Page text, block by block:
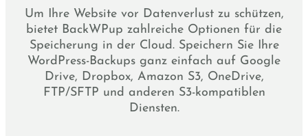
Um Ihre Website vor Datenverlust zu schützen,
bietet BackWPup zahlreiche Optionen für die
Speicherung in der Cloud. Speichern Sie Ihre
WordPress-Backups ganz einfach auf Google
Drive, Dropbox, Amazon S3, OneDrive,
FTP/SFTP und anderen S3-kompatiblen
Diensten.